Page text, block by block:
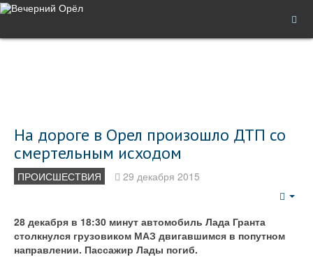
На дороге в Орел произошло ДТП со
смертельным исходом
ПРОИСШЕСТВИЯ 29 декабря 2015
28 декабря в 18:30 минут автомобиль Лада Гранта
столкнулся грузовиком МАЗ двигавшимся в попутном
направлении. Пассажир Лады погиб.